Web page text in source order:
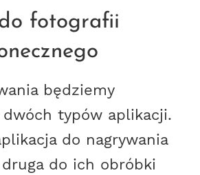
fotografii
będziemy
typów aplikacji.
do nagrywania
do ich obróbki